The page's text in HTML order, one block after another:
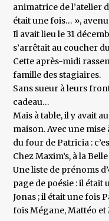
animatrice de l’atelier
était une fois… »,
Il avait lieu le 31
s’arrêtait au coucher
Cette après-midi
famille des stagiaires.
Sans sueur à leurs
cadeau…
Mais à table, il y avait
maison. Avec une
du four de Patricia :
Chez Maxim’s, à la
Une liste de prénoms
page de poésie : il était
Jonas ; il était une fois
fois Mégane, Mattéo et